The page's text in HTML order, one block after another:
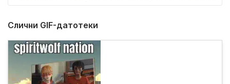
Слични GIF-датотеки